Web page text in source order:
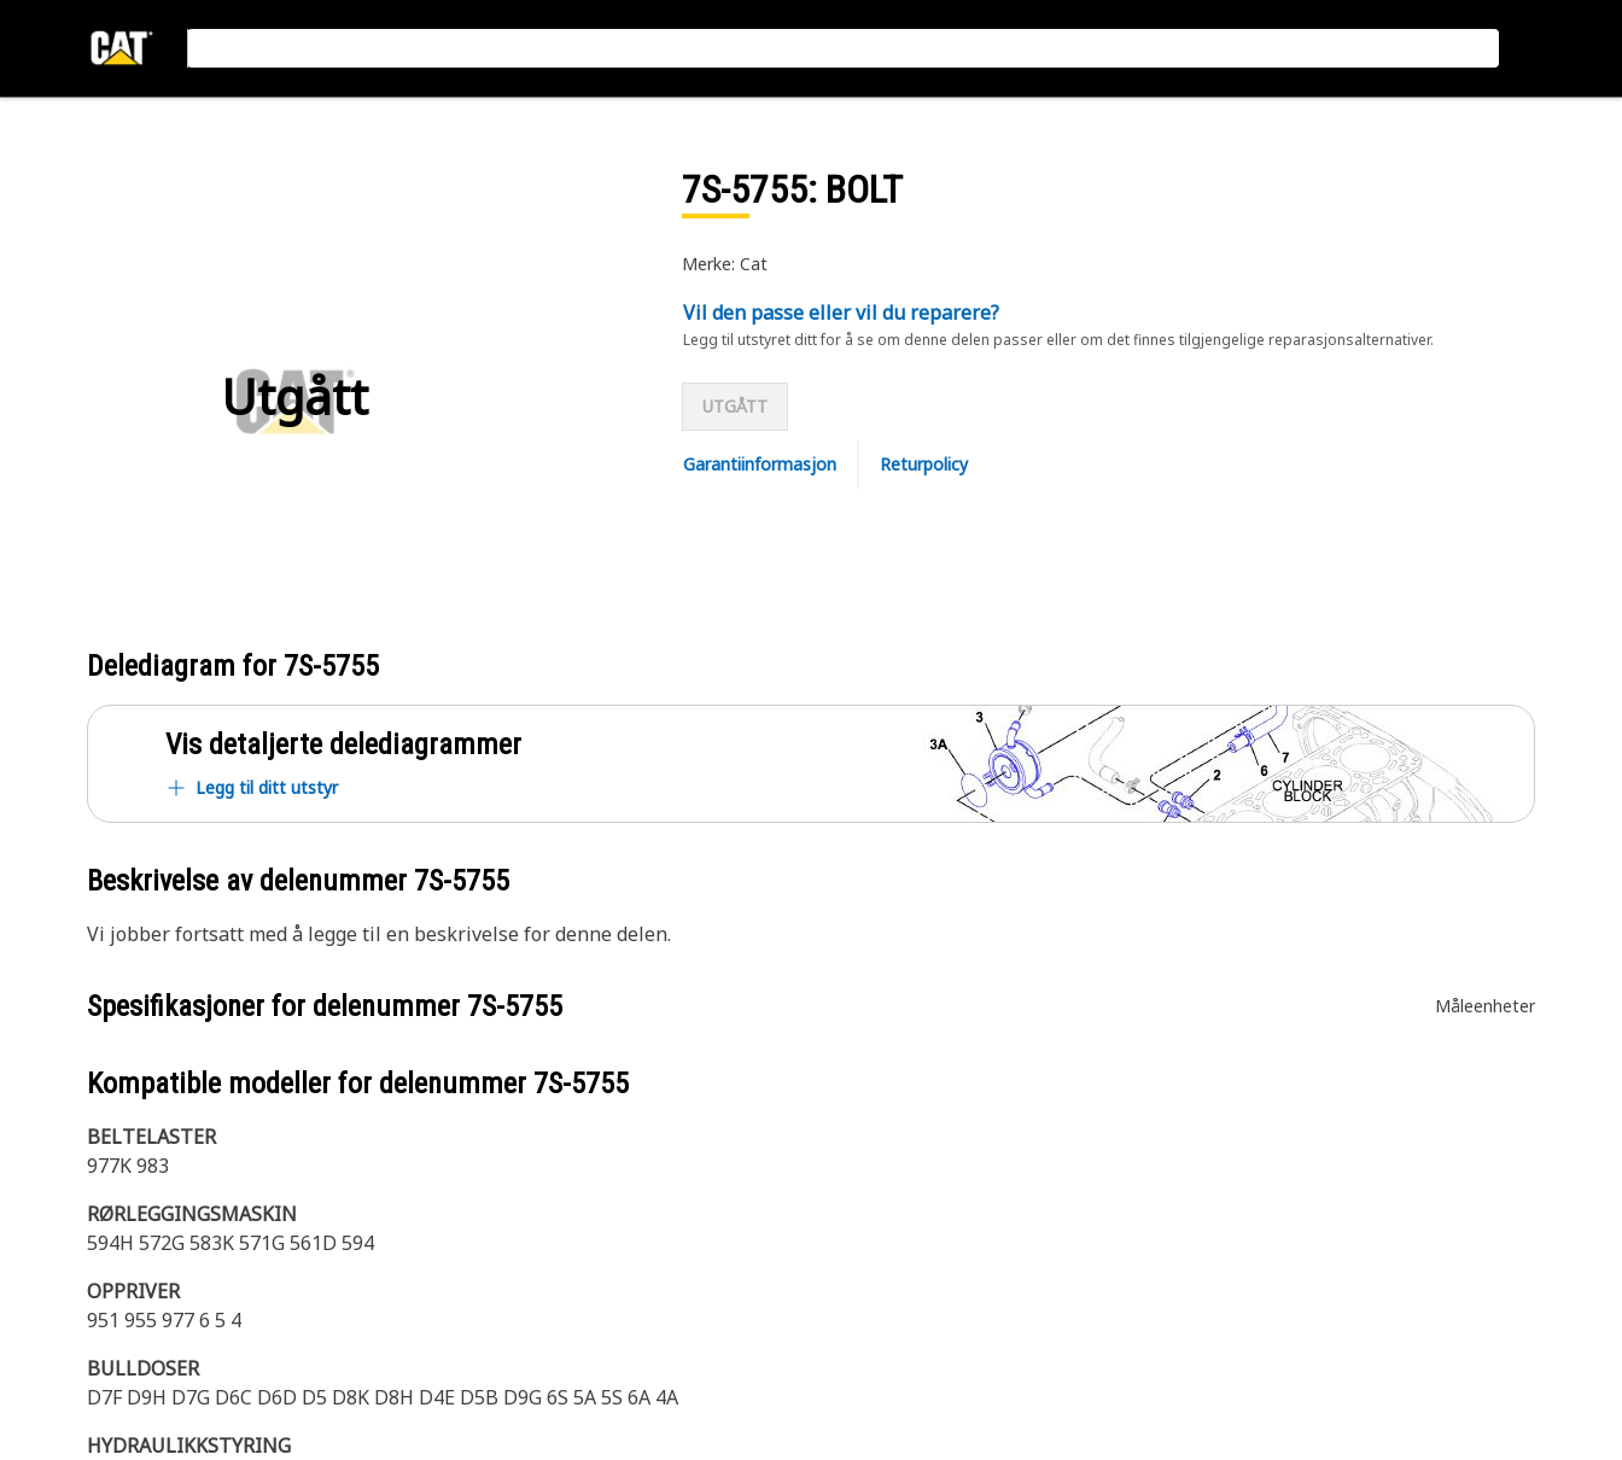
Utgått
7S-5755: BOLT
Merke: Cat
Vil den passe eller vil du reparere?
Legg til utstyret ditt for å se om denne delen passer eller om det finnes tilgjengelige reparasjonsalternativer.
UTGÅTT
Garantiinformasjon Returpolicy
Delediagram for 7S-5755
Vis detaljerte delediagrammer
Legg til ditt utstyr
Beskrivelse av delenummer 7S-5755
Vi jobber fortsatt med å legge til en beskrivelse for denne delen.
Spesifikasjoner for delenummer 7S-5755 Måleenheter
Kompatible modeller for delenummer 7S-5755
BELTELASTER
977K 983
RØRLEGGINGSMASKIN
594H 572G 583K 571G 561D 594
OPPRIVER
951 955 977 6 5 4
BULLDOSER
D7F D9H D7G D6C D6D D5 D8K D8H D4E D5B D9G 6S 5A 5S 6A 4A
HYDRAULIKKSTYRING